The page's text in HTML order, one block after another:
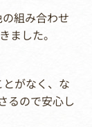
組み合わせ
ました。
がなく、な
るので安心し